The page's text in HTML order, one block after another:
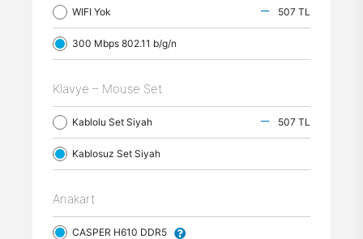
WIFI Yok 507 TL
300 Mbps 802.11 b/g/n
Klavye – Mouse Set
Kablolu Set Siyah 507 TL
Kablosuz Set Siyah
Anakart
CASPER H610 DDR5